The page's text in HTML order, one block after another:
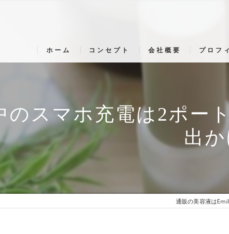
ホーム コンセプト 会社概要 プロフ
のスマホ充電は2ポー
出か
通販の美容液は